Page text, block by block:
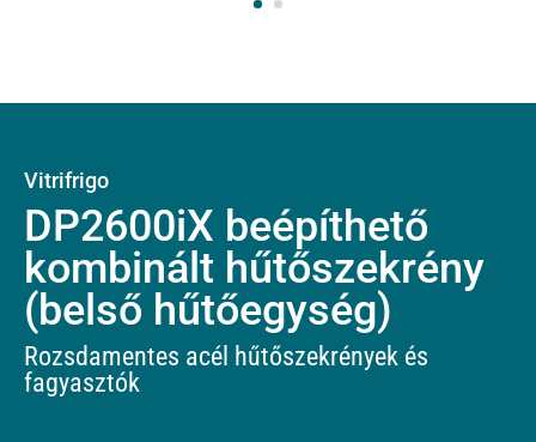
Vitrifrigo
DP2600iX beépíthető
kombinált hűtőszekrény
(belső hűtőegység)
Rozsdamentes acél hűtőszekrények és
fagyasztók